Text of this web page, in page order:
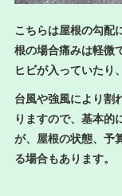
こちらは屋根の勾配
根の場合痛みは軽微
ヒビが入っていたり
台風や強風により割
りますので、基本的
が、屋根の状態、予
る場合もあります。